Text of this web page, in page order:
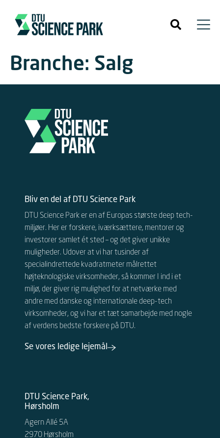
Branche: Salg
Bliv en del af DTU Science Park
DTU Science Park er en af Europas største deep tech-
miljøer. Her er forskere, iværksættere, mentorer og
investorer samlet ét sted – og det giver unikke
muligheder. Udover at vi har tusinder af
specialindrettede kvadratmeter målrettet
højteknologiske virksomheder, så kommer I ind i et
miljø, der giver rig mulighed for at netværke med
andre med danske og internationaledeep-tech
virksomheder, og vi har et tæt samarbejde med nogle
af verdens bedste forskere på DTU.
Se vores ledige lejemål
DTU Science Park,
Hørsholm
Agern Allé 5A
2970 Hørsholm